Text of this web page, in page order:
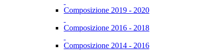
Composizione 2019 - 2020
Composizione 2016 - 2018
Composizione 2014 - 2016